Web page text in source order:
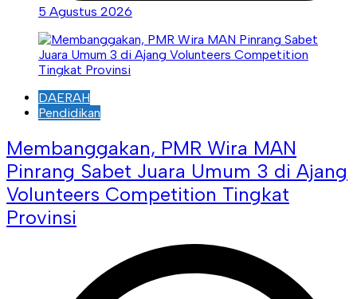
5 Agustus 2026
DAERAH
Pendidikan
Membanggakan, PMR Wira MAN
Pinrang Sabet Juara Umum 3 di Ajang
Volunteers Competition Tingkat
Provinsi